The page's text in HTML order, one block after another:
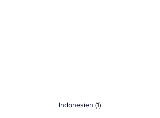
Indonesien (1)